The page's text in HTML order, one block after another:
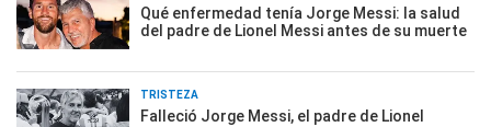
Qué enfermedad tenía Jorge Messi: la salud
del padre de Lionel Messi antes de su muerte
TRISTEZA
Falleció Jorge Messi, el padre de Lionel